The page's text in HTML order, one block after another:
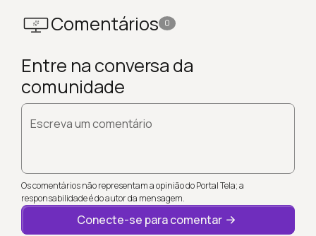
Comentários 0
Entre na conversa da
comunidade
Escreva um comentário
Os comentários não representam a opinião do Portal Tela; a
responsabilidade é do autor da mensagem.
Conecte-se para comentar